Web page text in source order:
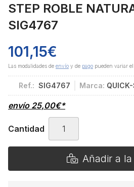
STEP ROBLE
SIG4767
101,15€
Las modalidades de envío y de pago pueden variar
Ref.: SIG4767 Marca:
envío 25,00€*
Cantidad
Añadir a